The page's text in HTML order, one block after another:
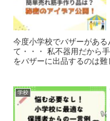
今度小学校でバザーがあ
て・・・ 私不器用だから
をバザーに出品するのは
学校